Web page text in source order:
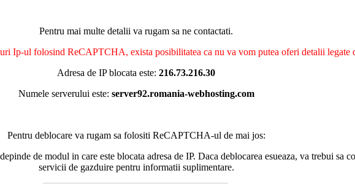
Pentru mai multe detalii va rugam sa ne contactati.
Ip-ul folosind ReCAPTCHA, exista posibilitatea ca nu va vom putea oferi detalii legate
Adresa de IP blocata este: 216.73.216.30
Numele serverului este: server92.romania-webhosting.com
Pentru deblocare va rugam sa folositi ReCAPTCHA-ul de mai jos:
de modul in care este blocata adresa de IP. Daca deblocarea esueaza, va trebui sa
servicii de gazduire pentru informatii suplimentare.